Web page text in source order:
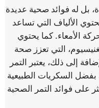
بل له فوائد صحية عديدة
الألياف التي تساعد
الأمعاء. كما يحتوي
التي تعزز صحة
إلى ذلك، يعتبر التمر
بفضل السكريات الطبيعية
على فوائد التمر الصحية